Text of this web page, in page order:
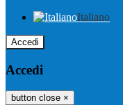
Italiano
Accedi
Accedi
button close ×